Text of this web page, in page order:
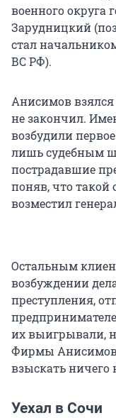
военного округа
Зарудницкий
стал
ВС РФ).
Анисимов взялся
не закончил.
возбудили
лишь судебным
пострадавшие
поняв, что такой
возместил
Остальным
возбуждении
преступления,
их выигрывали,
Фирмы
взыскать ничего
Уехал в Сочи